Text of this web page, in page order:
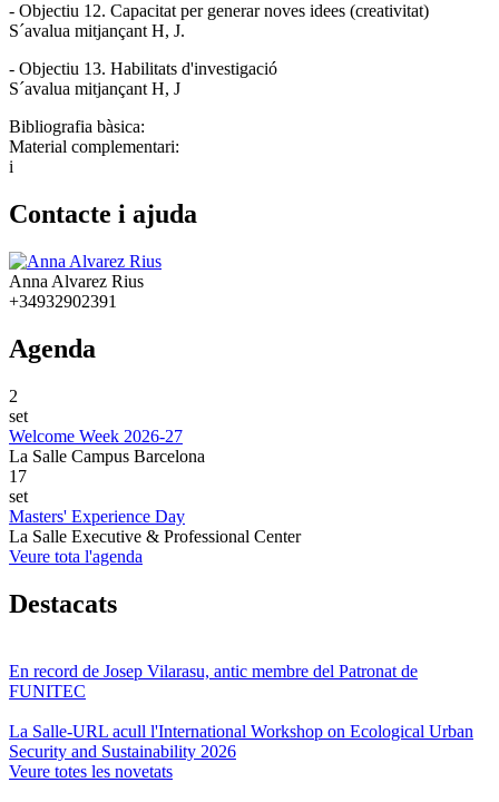
- Objectiu 12. Capacitat per generar noves idees (creativitat)
S´avalua mitjançant H, J.
- Objectiu 13. Habilitats d'investigació
S´avalua mitjançant H, J
Bibliografia bàsica:
Material complementari:
i
Contacte i ajuda
Anna Alvarez Rius
+34932902391
Agenda
2
set
Welcome Week 2026-27
La Salle Campus Barcelona
17
set
Masters' Experience Day
La Salle Executive & Professional Center
Veure tota l'agenda
Destacats
En record de Josep Vilarasu, antic membre del Patronat de
FUNITEC
La Salle-URL acull l'International Workshop on Ecological Urban
Security and Sustainability 2026
Veure totes les novetats